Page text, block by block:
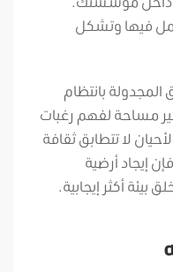
فيها وتشكل
بانتظام
مساحة لفهم رغبات
لا تتطابق ثقافة
إيجاد أرضية
أكثر إيجابية.